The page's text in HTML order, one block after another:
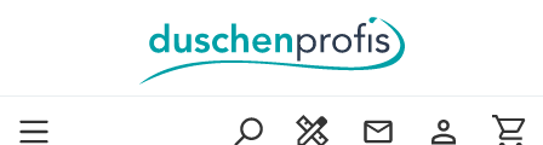
Zum Hauptinhalt springen